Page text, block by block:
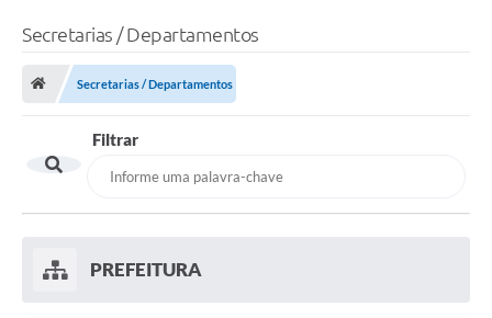
Secretarias / Departamentos
Secretarias / Departamentos
Filtrar
PREFEITURA